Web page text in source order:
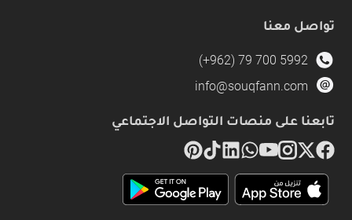
تواصل معنا
(+962) 79 700 5992
info@souqfann.com
تابعنا على منصات التواصل الاجتماعي